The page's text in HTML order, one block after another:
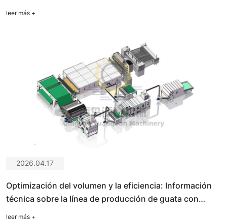
leer más +
2026.04.17
Optimización del volumen y la eficiencia: Información
técnica sobre la línea de producción de guata con
horno de una sola capa.
leer más +